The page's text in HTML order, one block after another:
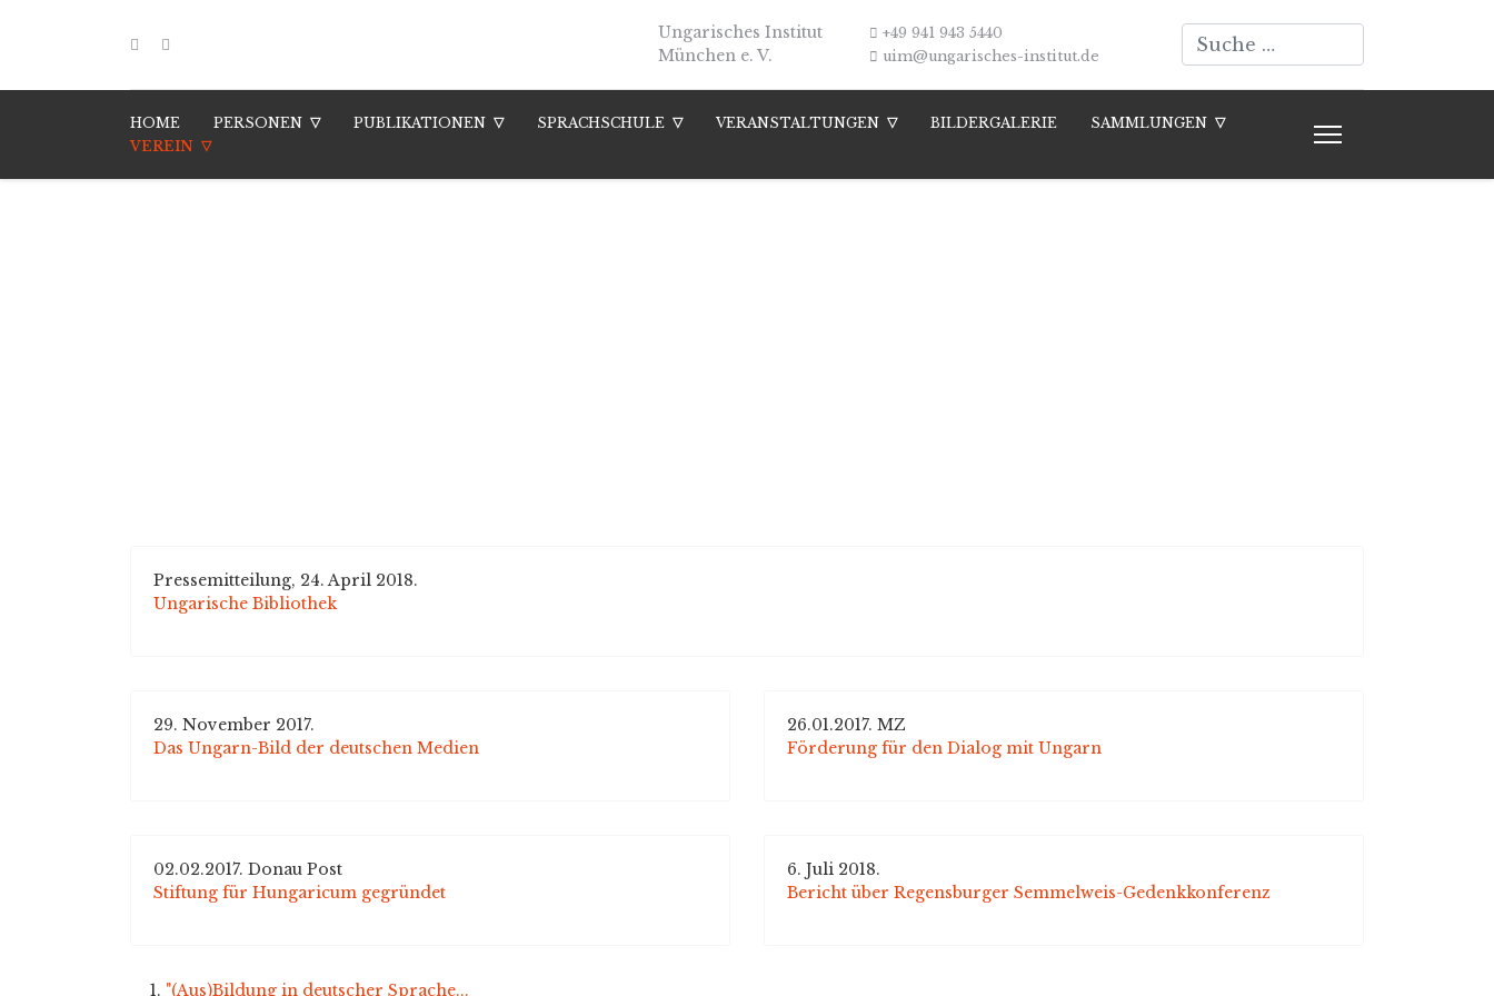
Ungarisches Institut
München e. V.
+49 941 943 5440
uim@ungarisches-institut.de
Suchen
HOME PERSONEN PUBLIKATIONEN SPRACHSCHULE VERANSTALTUNGEN BILDERGALERIE
SAMMLUNGEN
VEREIN
Pressemitteilung, 24. April 2018.
Ungarische Bibliothek
29. November 2017.
Das Ungarn-Bild der deutschen Medien
26.01.2017. MZ
Förderung für den Dialog mit Ungarn
02.02.2017. Donau Post
Stiftung für Hungaricum gegründet
6. Juli 2018.
Bericht über Regensburger Semmelweis-Gedenkkonferenz
"(Aus)Bildung in deutscher Sprache...